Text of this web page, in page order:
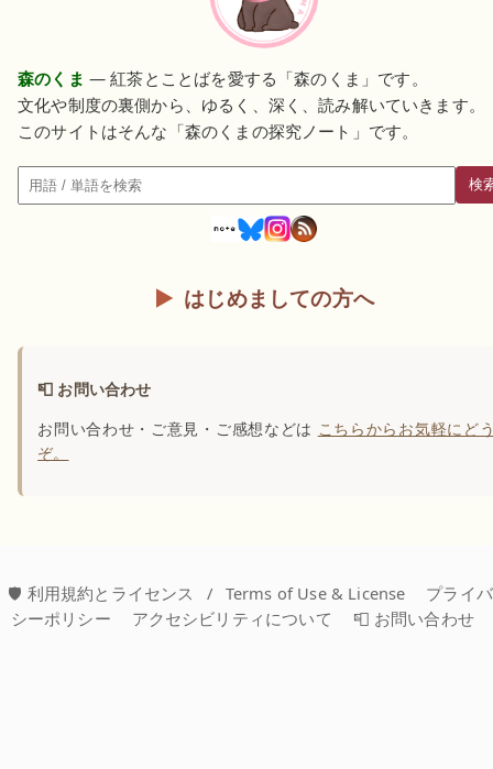
森のくま — 紅茶とことばを愛する「森のくま」です。
文化や制度の裏側から、ゆるく、深く、読み解いていきます。
このサイトはそんな「森のくまの探究ノート」です。
検索
検
はじめましての方へ
📮 お問い合わせ
お問い合わせ・ご意見・ご感想などは こちらからお気軽にど
ぞ。
🛡️ 利用規約とライセンス / Terms of Use & License
プライバ
シーポリシー
アクセシビリティについて 📮 お問い合わせ